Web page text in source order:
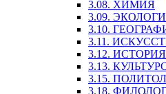
3.08. ХИМИЯ
3.09.
3.10.
3.11.
3.12. ИСТОРИЯ
3.13.
3.15.
3.18.